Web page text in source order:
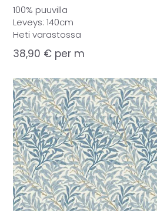
100% puuvilla
Leveys: 140cm
Heti varastossa
38,90 € per m